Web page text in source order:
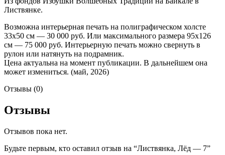
Листвянке.
Возможна интерьерная печать на полиграфическом холсте
33х50 см — 30 000 руб. Или максимального размера 95х126
см — 75 000 руб. Интерьерную печать можно свернуть в
рулон или натянуть на подрамник.
Цена актуальна на момент публикации. В дальнейшем она
может измениться. (май, 2026)
Отзывы (0)
Отзывы
Отзывов пока нет.
Будьте первым, кто оставил отзыв на “Листвянка, Лёд — 7”